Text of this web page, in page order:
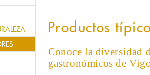
Productos
Conoce la diversidad
gastronómicos de